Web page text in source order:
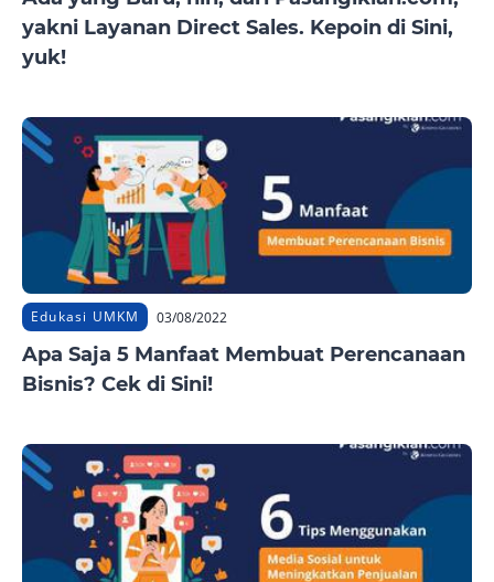
yakni Layanan Direct Sales. Kepoin di Sini,
yuk!
Edukasi UMKM 03/08/2022
Apa Saja 5 Manfaat Membuat Perencanaan
Bisnis? Cek di Sini!